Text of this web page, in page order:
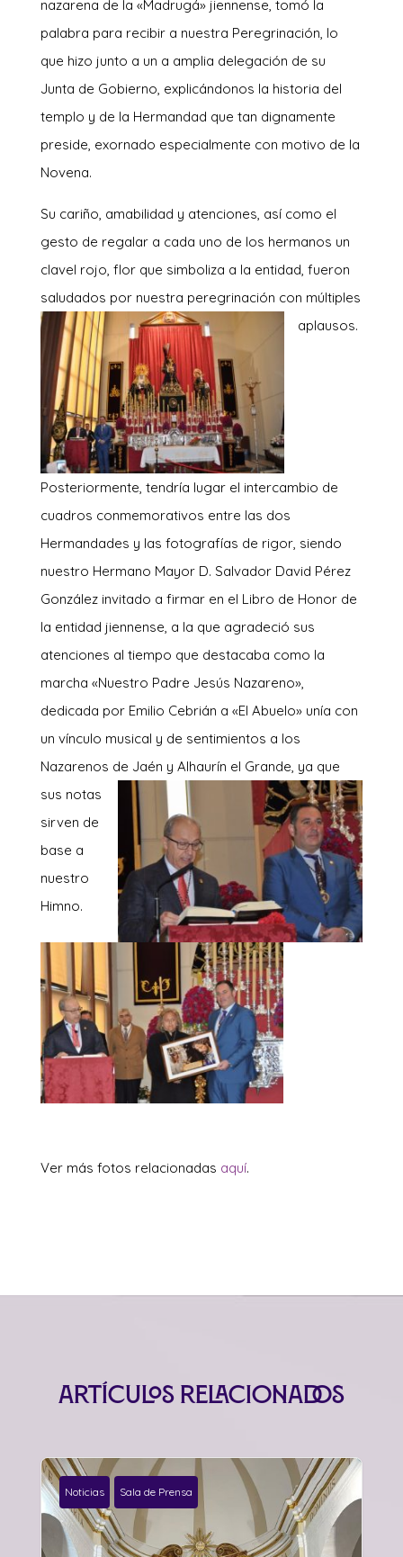
nazarena de la «Madrugá» jiennense, tomó la
palabra para recibir a nuestra Peregrinación, lo
que hizo junto a un a amplia delegación de su
Junta de Gobierno, explicándonos la historia del
templo y de la Hermandad que tan dignamente
preside, exornado especialmente con motivo de la
Novena.
Su cariño, amabilidad y atenciones, así como el
gesto de regalar a cada uno de los hermanos un
clavel rojo, flor que simboliza a la entidad, fueron
saludados por nuestra peregrinación con múltiples
aplausos.
Posteriormente, tendría lugar el intercambio de
cuadros conmemorativos entre las dos
Hermandades y las fotografías de rigor, siendo
nuestro Hermano Mayor D. Salvador David Pérez
González invitado a firmar en el Libro de Honor de
la entidad jiennense, a la que agradeció sus
atenciones al tiempo que destacaba como la
marcha «Nuestro Padre Jesús Nazareno»,
dedicada por Emilio Cebrián a «El Abuelo» unía con
un vínculo musical y de sentimientos a los
Nazarenos de Jaén y Alhaurín el Grande, ya que
sus notas
sirven de
base a
nuestro
Himno.
Ver más fotos relacionadas aquí.
Artículos relacionados
Noticias Sala de Prensa